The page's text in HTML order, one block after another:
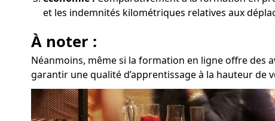
et les indemnités kilométriques relatives aux
À noter :
Néanmoins, même si la formation en ligne offre des
garantir une qualité d’apprentissage à la hauteur de